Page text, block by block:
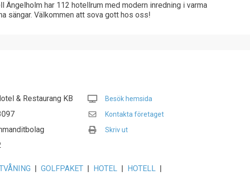
Ängelholm har 112 hotellrum med modern inredning i varma
sängar. Välkommen att sova gott hos oss!
& Restaurang KB
Besök hemsida
Kontakta företaget
Skriv ut
| GOLFPAKET | HOTEL | HOTELL |